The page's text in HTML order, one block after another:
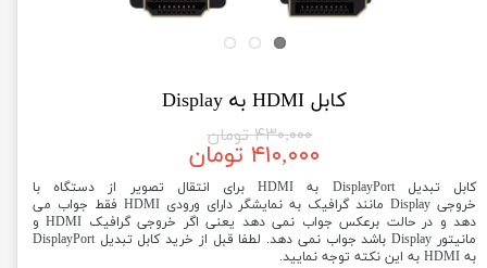
کابل HDMI به Display
۴۳۰,۰۰۰ تومان
۴۱۰,۰۰۰ تومان
کابل تبدیل DisplayPort به HDMI برای انتقال تصویر از دستگاه با
خروجی Display مانند گرافیک به نمایشگر دارای ورودی HDMI فقط جواب می
دهد و در حالت برعکس جواب نمی دهد یعنی اگر خروجی گرافیک HDMI و
مانیتور Display باشد جواب نمی دهد. لطفا قبل از خرید کابل تبدیل DisplayPort
به HDMI به این نکته توجه نمایید.